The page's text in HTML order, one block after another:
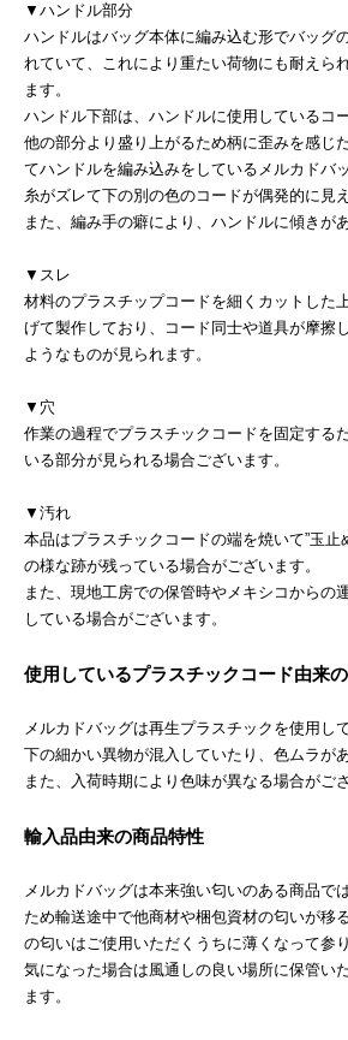
▼ハンドル部分
ハンドルはバッグ本体に編み込む形でバッグ
れていて、これにより重たい荷物にも耐えら
ます。
ハンドル下部は、ハンドルに使用しているコ
他の部分より盛り上がるため柄に歪みを感じ
てハンドルを編み込みをしているメルカドバ
糸がズレて下の別の色のコードが偶発的に見
また、編み手の癖により、ハンドルに傾きが
▼スレ
材料のプラスチップコードを細くカットした
げて製作しており、コード同士や道具が摩擦
ようなものが見られます。
▼穴
作業の過程でプラスチックコードを固定する
いる部分が見られる場合ございます。
▼汚れ
本品はプラスチックコードの端を焼いて”玉止
の様な跡が残っている場合がございます。
また、現地工房での保管時やメキシコからの
している場合がございます。
使用しているプラスチックコード由来
メルカドバッグは再生プラスチックを使用し
下の細かい異物が混入していたり、色ムラが
また、入荷時期により色味が異なる場合がご
輸入品由来の商品特性
メルカドバッグは本来強い匂いのある商品で
ため輸送途中で他商材や梱包資材の匂いが移
の匂いはご使用いただくうちに薄くなって参
気になった場合は風通しの良い場所に保管い
ます。